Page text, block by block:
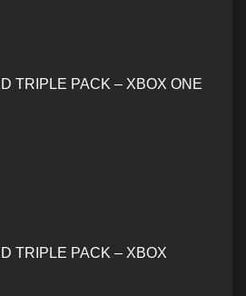
TRIPLE PACK – XBOX ONE
TRIPLE PACK – XBOX